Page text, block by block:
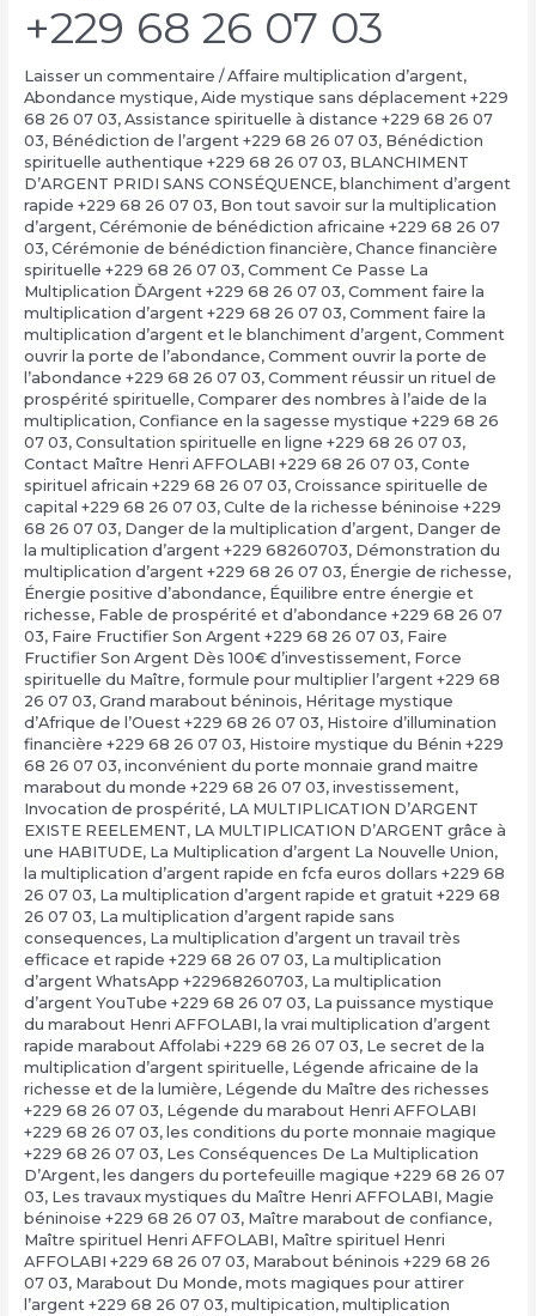
+229 68 26 07 03
Laisser un commentaire /Affaire multiplication d’argent,
Abondance mystique, Aide mystique sans déplacement +229
68 26 07 03, Assistance spirituelle à distance +229 68 26 07
03, Bénédiction de l’argent +229 68 26 07 03, Bénédiction
spirituelle authentique +229 68 26 07 03, BLANCHIMENT
D’ARGENT PRIDI SANS CONSÉQUENCE, blanchiment d’argent
rapide +229 68 26 07 03, Bon tout savoir sur la multiplication
d’argent, Cérémonie de bénédiction africaine +229 68 26 07
03, Cérémonie de bénédiction financière, Chance financière
spirituelle +229 68 26 07 03, Comment Ce Passe La
Multiplication ĎArgent +229 68 26 07 03, Comment faire la
multiplication d’argent +229 68 26 07 03, Comment faire la
multiplication d’argent et le blanchiment d’argent, Comment
ouvrir la porte de l’abondance, Comment ouvrir la porte de
l’abondance +229 68 26 07 03, Comment réussir un rituel de
prospérité spirituelle, Comparer des nombres à l’aide de la
multiplication, Confiance en la sagesse mystique +229 68 26
07 03, Consultation spirituelle en ligne +229 68 26 07 03,
Contact Maître Henri AFFOLABI +229 68 26 07 03, Conte
spirituel africain +229 68 26 07 03, Croissance spirituelle de
capital +229 68 26 07 03, Culte de la richesse béninoise +229
68 26 07 03, Danger de la multiplication d’argent, Danger de
la multiplication d’argent +229 68260703, Démonstration du
multiplication d’argent +229 68 26 07 03, Énergie de richesse,
Énergie positive d’abondance, Équilibre entre énergie et
richesse, Fable de prospérité et d’abondance +229 68 26 07
03, Faire Fructifier Son Argent +229 68 26 07 03, Faire
Fructifier Son Argent Dès 100€ d’investissement, Force
spirituelle du Maître, formule pour multiplier l’argent +229 68
26 07 03, Grand marabout béninois, Héritage mystique
d’Afrique de l’Ouest +229 68 26 07 03, Histoire d’illumination
financière +229 68 26 07 03, Histoire mystique du Bénin +229
68 26 07 03, inconvénient du porte monnaie grand maitre
marabout du monde +229 68 26 07 03, investissement,
Invocation de prospérité, LA MULTIPLICATION D’ARGENT
EXISTE REELEMENT, LA MULTIPLICATION D’ARGENT grâce à
une HABITUDE, La Multiplication d’argent La Nouvelle Union,
la multiplication d’argent rapide en fcfa euros dollars +229 68
26 07 03, La multiplication d’argent rapide et gratuit +229 68
26 07 03, La multiplication d’argent rapide sans
consequences, La multiplication d’argent un travail très
efficace et rapide +229 68 26 07 03, La multiplication
d’argent WhatsApp +22968260703, La multiplication
d’argent YouTube +229 68 26 07 03, La puissance mystique
du marabout Henri AFFOLABI, la vrai multiplication d’argent
rapide marabout Affolabi +229 68 26 07 03, Le secret de la
multiplication d’argent spirituelle, Légende africaine de la
richesse et de la lumière, Légende du Maître des richesses
+229 68 26 07 03, Légende du marabout Henri AFFOLABI
+229 68 26 07 03, les conditions du porte monnaie magique
+229 68 26 07 03, Les Conséquences De La Multiplication
D’Argent, les dangers du portefeuille magique +229 68 26 07
03, Les travaux mystiques du Maître Henri AFFOLABI, Magie
béninoise +229 68 26 07 03, Maître marabout de confiance,
Maître spirituel Henri AFFOLABI, Maître spirituel Henri
AFFOLABI +229 68 26 07 03, Marabout béninois +229 68 26
07 03, Marabout Du Monde, mots magiques pour attirer
l’argent +229 68 26 07 03, multipication, multiplication